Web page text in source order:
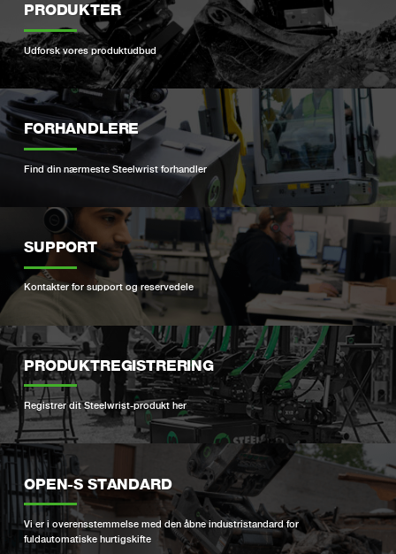
PRODUKTER
Udforsk vores produktudbud
FORHANDLERE
Find din nærmeste Steelwrist forhandler
SUPPORT
Kontakter for support og reservedele
PRODUKTREGISTRERING
Registrer dit Steelwrist-produkt her
OPEN-S STANDARD
Vi er i overensstemmelse med den åbne industristandard for
fuldautomatiske hurtigskifte